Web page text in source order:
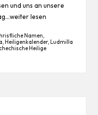
und uns an unsere
lesen
Namen
Heiligenkalender, Ludmilla
Heilige